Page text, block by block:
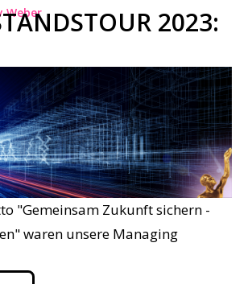
2023:
Weber
"Gemeinsam Zukunft sichern -
waren unsere Managing